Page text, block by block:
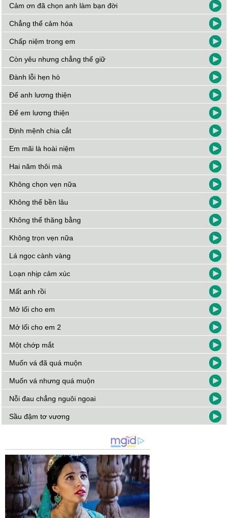
Cảm ơn đã chọn anh làm bạn đời
Chẳng thể cảm hóa
Chấp niệm trong em
Còn yêu nhưng chẳng thể giữ
Đành lỗi hẹn hò
Để anh lương thiện
Để em lương thiện
Định mệnh chia cắt
Em mãi là hoài niệm
Hai năm thôi mà
Không chọn vẹn nữa
Không thể bền lâu
Không thể thăng bằng
Không trọn vẹn nữa
Lá ngọc cành vàng
Loạn nhịp cảm xúc
Mất anh rồi
Mở lối cho em
Mở lối cho em 2
Một chớp mắt
Muốn vá đã quá muộn
Muốn vá nhưng quá muộn
Nỗi đau chẳng nguôi ngoai
Sầu đậm tơ vương